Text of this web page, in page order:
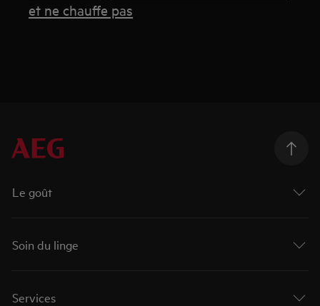
et ne chauffe pas
Le goût
Soin du linge
Services